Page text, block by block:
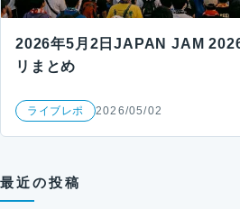
2026年5月2日JAPAN JAM
リまとめ
ライブレポ 2026/05/02
最近の投稿